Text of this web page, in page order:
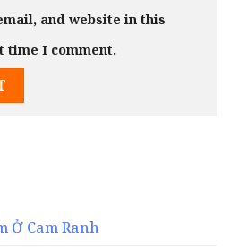
and website in this
time I comment.
Ở Cam Ranh